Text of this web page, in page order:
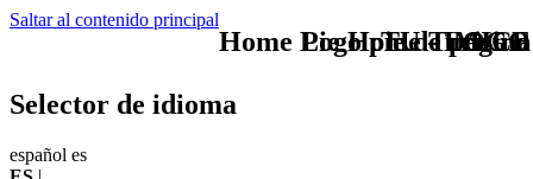
Saltar al contenido principal
TU - LOGO
Selector de idioma
español es
MICE
Home Logo pie de página
Pie Home Turismo